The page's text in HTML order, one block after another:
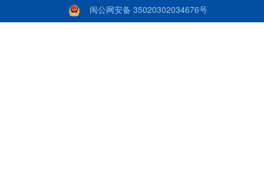
闽公网安备 35020302034676号